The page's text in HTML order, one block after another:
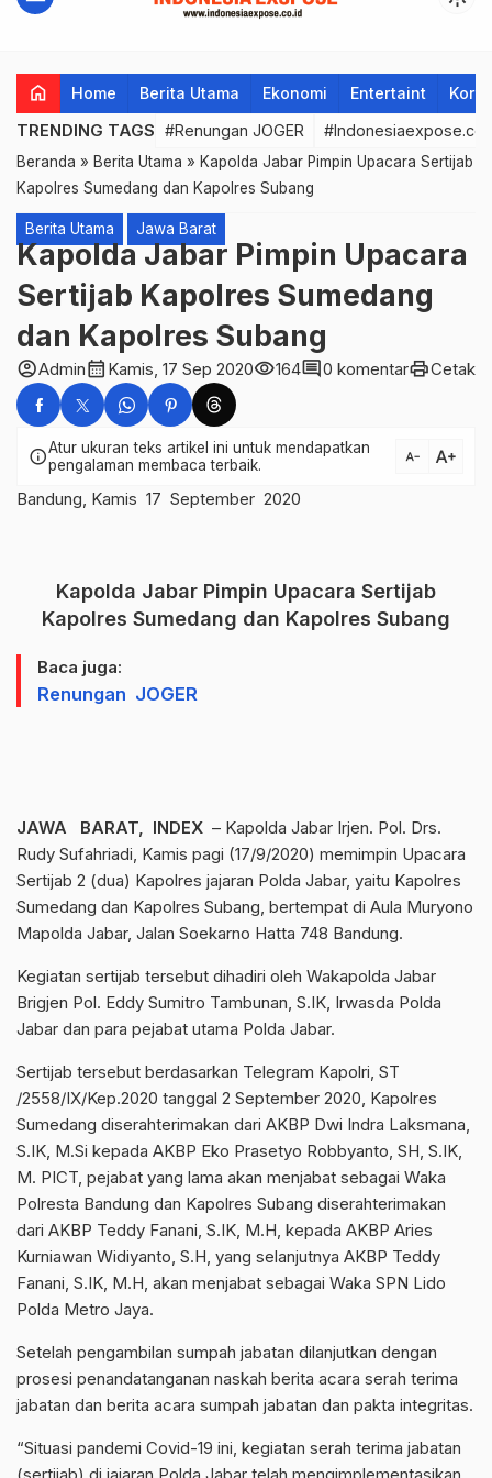
home Home Berita Utama Ekonomi Entertaint
TRENDING TAGS #Renungan JOGER
Beranda » Berita Utama » Kapolda Jabar Pimpin Upacara Sertijab
Kapolres Sumedang dan Kapolres Subang
Berita Utama Jawa Barat
Kapolda Jabar Pimpin Upacara
Sertijab Kapolres Sumedang
dan Kapolres Subang
account_circleAdmincalendar_month Kamis, 17 Sep 2020visibility164comment0 komentarprintCetak
infoAtur ukuran teks artikel ini untuk mendapatkan
pengalaman membaca terbaik.
text_decrease text_increase
Bandung, Kamis 17 September 2020
Kapolda Jabar Pimpin Upacara Sertijab
Kapolres Sumedang dan Kapolres Subang
Baca juga:
Renungan JOGER
JAWA BARAT, INDEX – Kapolda Jabar Irjen. Pol. Drs.
Rudy Sufahriadi, Kamis pagi (17/9/2020) memimpin Upacara
Sertijab 2 (dua) Kapolres jajaran Polda Jabar, yaitu Kapolres
Sumedang dan Kapolres Subang, bertempat di Aula Muryono
Mapolda Jabar, Jalan Soekarno Hatta 748 Bandung.
Kegiatan sertijab tersebut dihadiri oleh Wakapolda Jabar
Brigjen Pol. Eddy Sumitro Tambunan, S.IK, Irwasda Polda
Jabar dan para pejabat utama Polda Jabar.
Sertijab tersebut berdasarkan Telegram Kapolri, ST
/2558/IX/Kep.2020 tanggal 2 September 2020, Kapolres
Sumedang diserahterimakan dari AKBP Dwi Indra Laksmana,
S.IK, M.Si kepada AKBP Eko Prasetyo Robbyanto, SH, S.IK,
M. PICT, pejabat yang lama akan menjabat sebagai Waka
Polresta Bandung dan Kapolres Subang diserahterimakan
dari AKBP Teddy Fanani, S.IK, M.H, kepada AKBP Aries
Kurniawan Widiyanto, S.H, yang selanjutnya AKBP Teddy
Fanani, S.IK, M.H, akan menjabat sebagai Waka SPN Lido
Polda Metro Jaya.
Setelah pengambilan sumpah jabatan dilanjutkan dengan
prosesi penandatanganan naskah berita acara serah terima
jabatan dan berita acara sumpah jabatan dan pakta integritas.
“Situasi pandemi Covid-19 ini, kegiatan serah terima jabatan